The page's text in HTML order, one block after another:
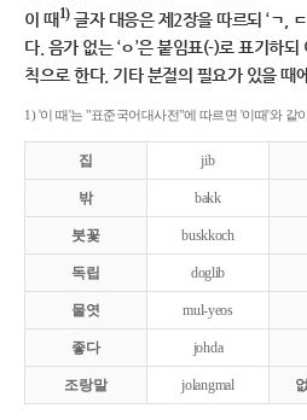
이 때1)글자 대응은 제2장을 따르되 ‘ㄱ,
다. 음가 없는 ‘ㅇ’은 붙임표(-)로 표기하
칙으로 한다. 기타 분절의 필요가 있을 때
1) '이 때'는 "표준국어대사전"에 따르면 '이때'와 같
집 jib
밖 bakk
붓꽃 buskkoch
독립 doglib
물엿 mul-yeos
좋다 johda
조랑말 jolangmal